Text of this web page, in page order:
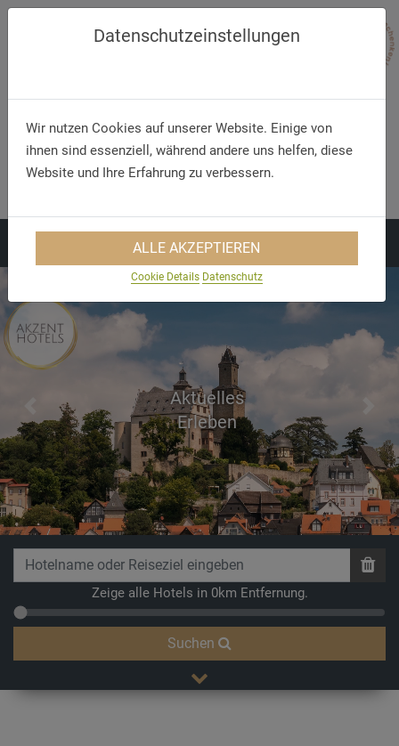
Telefon/WhatsApp
Aktuelles
Erleben
Previous
Zeige alle Hotels in 0km Entfernung.
Suchen
Datenschutzeinstellungen
Wir nutzen Cookies auf unserer Website. Einige von
ihnen sind essenziell, während andere uns helfen, diese
Website und Ihre Erfahrung zu verbessern.
ALLE AKZEPTIEREN
Cookie Details Datenschutz